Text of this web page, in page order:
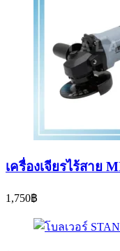
เครื่องเจียรไร้สาย
1,750฿